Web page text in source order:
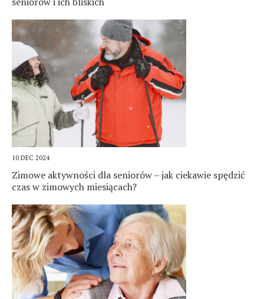
10 DEC 2024
Zimowe aktywności dla seniorów – jak ciekawie spędzić
czas w zimowych miesiącach?